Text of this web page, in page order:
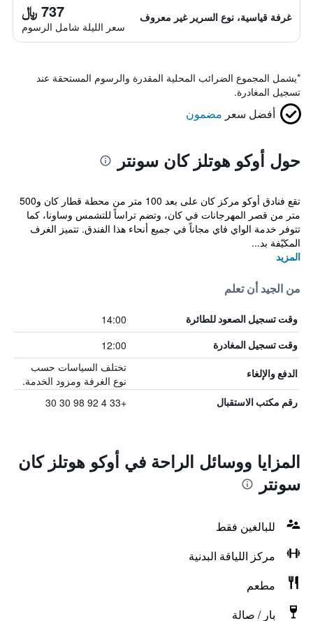
غرفة قياسية، نوع السرير غير معروف 737 ﷼
سعر الليلة شامل الرسوم
*يشمل المجموع الضرائب المحلية المقدرة والرسوم المستحقة عند
تسجيل المغادرة.
أفضل سعر مضمون
حول أوكو هوتلز كان سونتر
تقع فنادق أوكو مركز كان على بعد 100 متر من محطة قطار كان و500
متر من قصر المهرجانات في كان، وتضم تراساً للتشمس وساونا، كما
تتوفر خدمة الواي فاي مجاناً في جميع أنحاء هذا الفندق. تتميز الغرف
المكيّفة بد...
المزيد
من الجيد أن تعلم
وقت تسجيل الصعود للطائرة 14:00
وقت تسجيل المغادرة 12:00
الدفع والإلغاء
تختلف السياسات حسب
نوع الغرفة ومزود الخدمة.
رقم مكتب الاستقبال +33 4 92 98 30 30
المزايا ووسائل الراحة في أوكو هوتلز كان
سونتر
للبالغين فقط
مركز اللياقة البدنية
مطعم
بار / صالة